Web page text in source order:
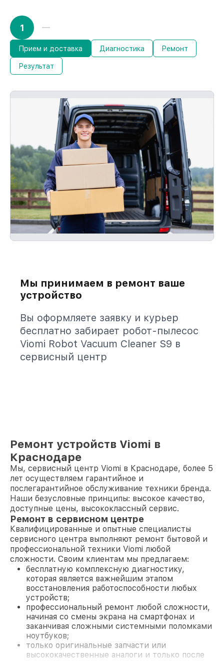
1
Прием и доставка Диагностика Ремонт
Результат
Мы принимаем в ремонт ваше
устройство
Вы оформляете заявку и курьер
бесплатно забирает робот-пылесос
Viomi Robot Vacuum Cleaner S9 в
сервисный центр
Ремонт устройств Viomi в
Краснодаре
Мы, сервисный центр Viomi в Краснодаре, более 5
лет осуществляем гарантийное и
послегарантийное обслуживание техники бренда.
Наши безусловные принципы: высокое качество,
доступные цены, высококлассный сервис.
Ремонт в сервисном центре
Квалифицированные и опытные специалисты
сервисного центра выполняют ремонт бытовой и
профессиональной техники Viomi любой
сложности. Своим клиентам мы предлагаем:
бесплатную комплексную диагностику,
которая является важнейшим этапом
восстановления работоспособности любых
устройств;
профессиональный ремонт любой сложности,
начиная со смены экрана на смартфонах и
заканчивая сложными системными поломками
ноутбуков;
только оригинальные запчасти или
высококачественные аналоги и только после